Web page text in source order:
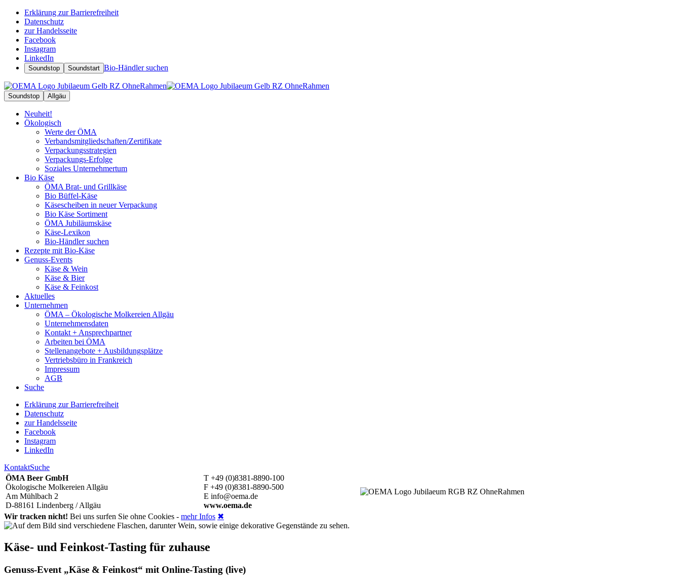
Erklärung zur Barrierefreiheit
Datenschutz
zur Handelsseite
Facebook
Instagram
LinkedIn
Soundstop Soundstart Bio-Händler suchen
Soundstop Allgäu
Neuheit!
Ökologisch
Werte der ÖMA
Verbandsmitgliedschaften/Zertifikate
Verpackungsstrategien
Verpackungs-Erfolge
Soziales Unternehmertum
Bio Käse
ÖMA Brat- und Grillkäse
Bio Büffel-Käse
Käsescheiben in neuer Verpackung
Bio Käse Sortiment
ÖMA Jubiläumskäse
Käse-Lexikon
Bio-Händler suchen
Rezepte mit Bio-Käse
Genuss-Events
Käse & Wein
Käse & Bier
Käse & Feinkost
Aktuelles
Unternehmen
ÖMA – Ökologische Molkereien Allgäu
Unternehmensdaten
Kontakt + Ansprechpartner
Arbeiten bei ÖMA
Stellenangebote + Ausbildungsplätze
Vertriebsbüro in Frankreich
Impressum
AGB
Suche
Erklärung zur Barrierefreiheit
Datenschutz
zur Handelsseite
Facebook
Instagram
LinkedIn
KontaktSuche
ÖMA Beer GmbH
Ökologische Molkereien Allgäu
Am Mühlbach 2
D-88161 Lindenberg / Allgäu
T +49 (0)8381-8890-100
F +49 (0)8381-8890-500
E info@oema.de
www.oema.de
Wir tracken nicht! Bei uns surfen Sie ohne Cookies - mehr Infos ✖
Käse- und Feinkost-Tasting für zuhause
Genuss-Event „Käse & Feinkost“ mit Online-Tasting (live)